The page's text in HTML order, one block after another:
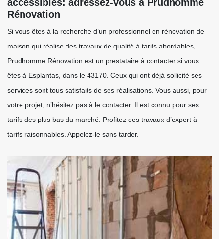
accessibles: adressez-vous à Prudhomme
Rénovation
Si vous êtes à la recherche d’un professionnel en rénovation de
maison qui réalise des travaux de qualité à tarifs abordables,
Prudhomme Rénovation est un prestataire à contacter si vous
êtes à Esplantas, dans le 43170. Ceux qui ont déjà sollicité ses
services sont tous satisfaits de ses réalisations. Vous aussi, pour
votre projet, n’hésitez pas à le contacter. Il est connu pour ses
tarifs des plus bas du marché. Profitez des travaux d’expert à
tarifs raisonnables. Appelez-le sans tarder.